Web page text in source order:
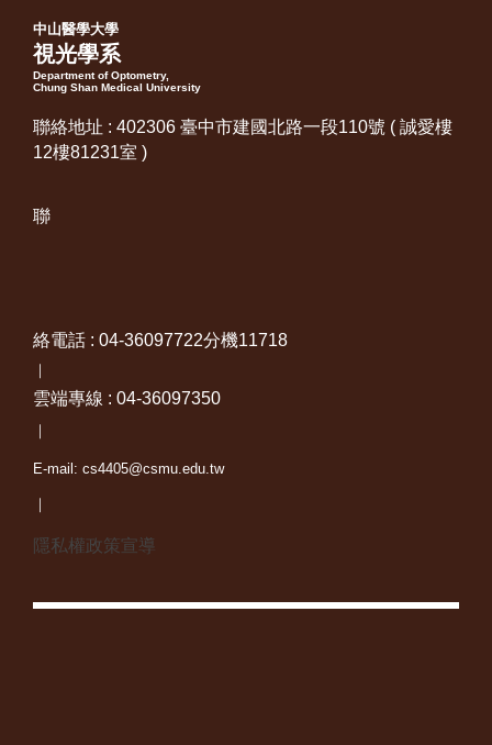
中山醫學大學
視光學系
Department of Optometry,
Chung Shan Medical University
聯絡地址 : 402306 臺中市建國北路一段110號 ( 誠愛樓
12樓81231室 )
聯
絡電話 : 04-36097722分機11718
｜
雲端專線 : 04-36097350
｜
E-mail: cs4405@csmu.edu.tw
｜
隱私權政策宣導